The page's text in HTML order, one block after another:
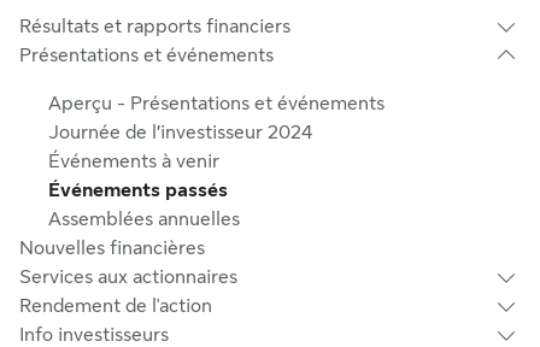
Résultats et rapports financiers
Présentations et événements
Aperçu - Présentations et événements
Journée de l’investisseur 2024
Événements à venir
Événements passés
Assemblées annuelles
Nouvelles financières
Services aux actionnaires
Rendement de l'action
Info investisseurs